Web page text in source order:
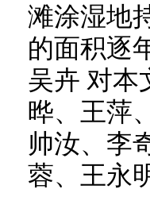
滩涂湿地
的面积逐
吴卉 对本
晔、王萍
帅汝、李
蓉、王永